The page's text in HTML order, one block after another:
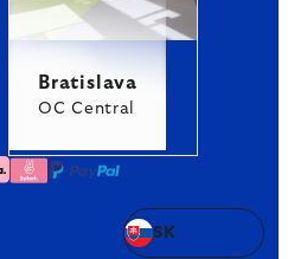
Bratislava
OC Central
SK